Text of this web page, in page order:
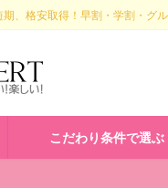
、格安取得！早割・学割・グ
こだわり条件で選ぶ